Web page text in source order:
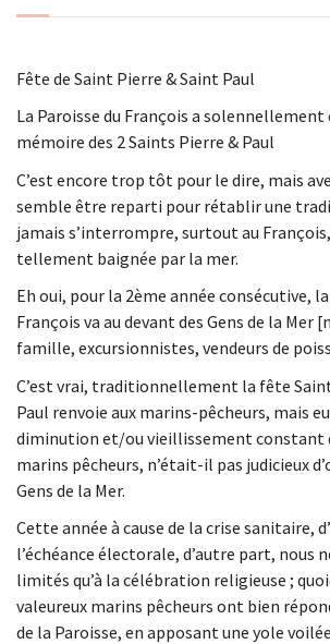
Fête de Saint Pierre & Saint Paul
La Paroisse du François a
mémoire des 2 Saints Pierre & Paul
C’est encore trop tôt pour le dire, mais
semble être reparti pour rétablir une
jamais s’interrompre, surtout au
tellement baignée par la mer.
Eh oui, pour la 2ème année consécutive,
François va au devant des Gens de la Mer
famille, excursionnistes, vendeurs de
C’est vrai, traditionnellement la fête
Paul renvoie aux marins-pêcheurs, mais
diminution et/ou vieillissement constant
marins pêcheurs, n’était-il pas judicieux
Gens de la Mer.
Cette année à cause de la crise sanitaire,
l’échéance électorale, d’autre part, nous
limités qu’à la célébration religieuse ;
valeureux marins pêcheurs ont bien
de la Paroisse, en apposant une yole